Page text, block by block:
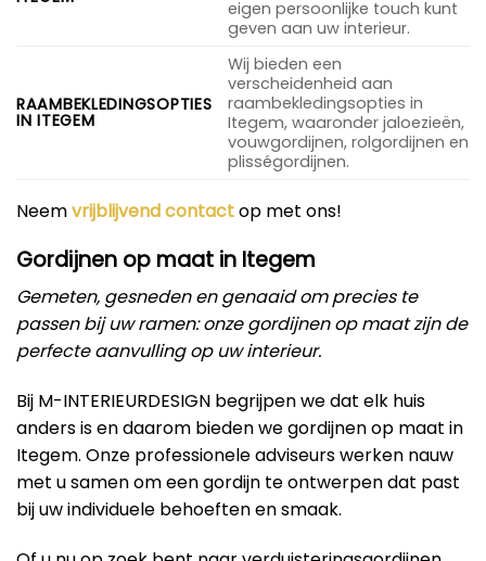
eigen persoonlijke touch kunt
geven aan uw interieur.
RAAMBEKLEDINGSOPTIES
IN ITEGEM
Wij bieden een
verscheidenheid aan
raambekledingsopties in
Itegem, waaronder jaloezieën,
vouwgordijnen, rolgordijnen en
plisségordijnen.
Neemvrijblijvend contactop met ons!
Gordijnen op maat in Itegem
Gemeten, gesneden en genaaid om precies te
passen bij uw ramen: onze gordijnen op maat zijn de
perfecte aanvulling op uw interieur.
Bij M-INTERIEURDESIGN begrijpen we dat elk huis
anders is en daarom bieden we gordijnen op maat in
Itegem. Onze professionele adviseurs werken nauw
met u samen om een gordijn te ontwerpen dat past
bij uw individuele behoeften en smaak.